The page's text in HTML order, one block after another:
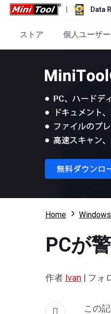
Data
ストア 個人ユーザ
Home
PCが
作者 Ivan | フォ
この